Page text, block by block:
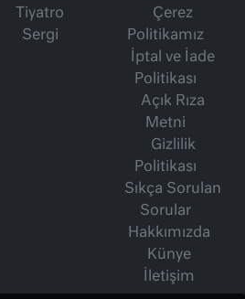
Tiyatro
Sergi
Çerez
Politikamız
İptal ve İade
Politikası
Açık Rıza
Metni
Gizlilik
Politikası
Sıkça Sorulan
Sorular
Hakkımızda
Künye
İletişim